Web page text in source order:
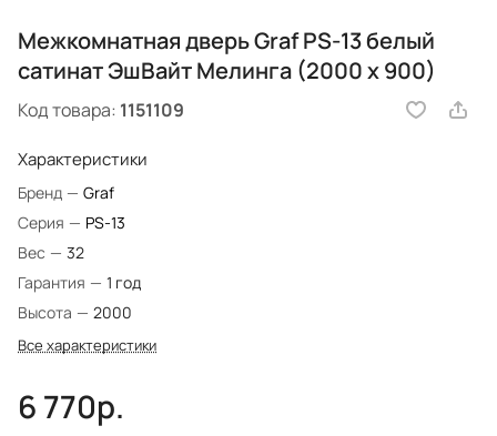
Межкомнатная дверь Graf PS-13 белый
сатинат ЭшВайт Мелинга (2000 х 900)
Код товара: 1151109
Характеристики
Бренд — Graf
Серия — PS-13
Вес — 32
Гарантия — 1 год
Высота — 2000
Все характеристики
6 770р.